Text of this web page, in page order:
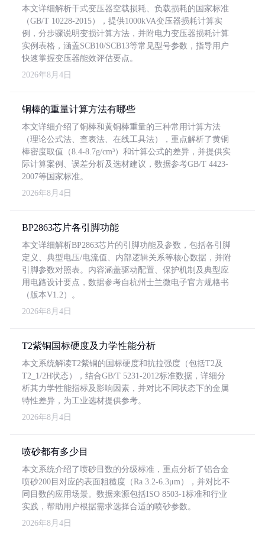
本文详细解析干式变压器空载损耗、负载损耗的国家标准
（GB/T 10228-2015），提供1000kVA变压器损耗计算实
例，分步骤说明变损计算方法，并附电力变压器损耗计算
实例表格，涵盖SCB10/SCB13等常见型号参数，指导用户
快速掌握变压器能效评估要点。
2026年8月4日
铜棒的重量计算方法有哪些
本文详细介绍了铜棒和黄铜棒重量的三种常用计算方法
（理论公式法、查表法、在线工具法），重点解析了黄铜
棒密度取值（8.4-8.7g/cm³）和计算公式的差异，并提供实
际计算案例、误差分析及选材建议，数据参考GB/T 4423-
2007等国家标准。
2026年8月4日
BP2863芯片各引脚功能
本文详细解析BP2863芯片的引脚功能及参数，包括各引脚
定义、典型电压/电流值、内部逻辑关系等核心数据，并附
引脚参数对照表。内容涵盖驱动配置、保护机制及典型应
用电路设计要点，数据参考自杭州士兰微电子官方规格书
（版本V1.2）。
2026年8月4日
T2紫铜国标硬度及力学性能分析
本文系统解读T2紫铜的国标硬度和抗拉强度（包括T2及
T2_1/2H状态），结合GB/T 5231-2012标准数据，详细分
析其力学性能指标及影响因素，并对比不同状态下的金属
特性差异，为工业选材提供参考。
2026年8月4日
喷砂都有多少目
本文系统介绍了喷砂目数的分级标准，重点分析了铝合金
喷砂200目对应的表面粗糙度（Ra 3.2-6.3μm），并对比不
同目数的应用场景。数据来源包括ISO 8503-1标准和行业
实践，帮助用户根据需求选择合适的喷砂参数。
2026年8月4日